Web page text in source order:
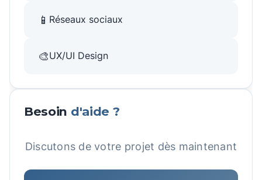
📱 Réseaux sociaux
🎨UX/UI Design
Besoin d'aide ?
Discutons de votre projet dès maintenant